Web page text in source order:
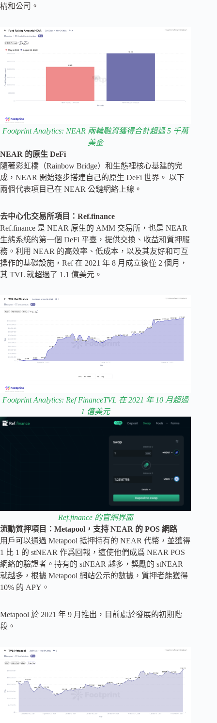
構和公司。
Footprint Analytics: NEAR 兩輪融資獲得合計超過 5 千萬
美金
NEAR 的原生 DeFi
隨著彩虹橋（Rainbow Bridge）和生態裡核心基建的完
成，NEAR 開始逐步搭建自己的原生 DeFi 世界。 以下
兩個代表項目已在 NEAR 公鏈網絡上線。
去中心化交易所項目：Ref.finance
Ref.finance 是 NEAR 原生的 AMM 交易所，也是 NEAR
生態系統的第一個 DeFi 平臺，提供交換、收益和質押服
務。利用 NEAR 的高效率、低成本，以及其友好和可互
操作的基礎設施，Ref 在 2021 年 8 月成立後僅 2 個月，
其 TVL 就超過了 1.1 億美元。
Footprint Analytics: Ref FinanceTVL 在 2021 年 10 月超過
1 億美元
Ref.finance 的官網界面
流動質押項目：Metapool，支持 NEAR 的 POS 網路
用戶可以通過 Metapool 抵押持有的 NEAR 代幣，並獲得
1 比 1 的 stNEAR 作爲回報，這使他們成爲 NEAR POS
網絡的驗證者。持有的 stNEAR 越多，獎勵的 stNEAR
就越多，根據 Metapool 網站公示的數據，質押者能獲得
10% 的 APY。
Metapool 於 2021 年 9 月推出，目前處於發展的初期階
段。